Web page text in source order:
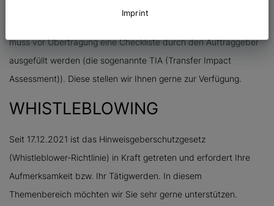
muss vor Übertragung eine Checkliste durch den Auftraggeber
ausgefüllt werden (die sogenannte TIA (Transfer Impact
Assessment)). Diese stellen wir Ihnen gerne zur Verfügung.
WHISTLEBLOWING
Seit 17.12.2021 ist das Hinweisgeberschutzgesetz
(Whistleblower-Richtlinie) in Kraft getreten und erfordert Ihre
Aufmerksamkeit bzw. Ihr Tätigwerden. In diesem
Themenbereich möchten wir Sie sehr gerne unterstützen.
Imprint